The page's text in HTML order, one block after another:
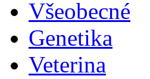
Všeobecné
Genetika
Veterina